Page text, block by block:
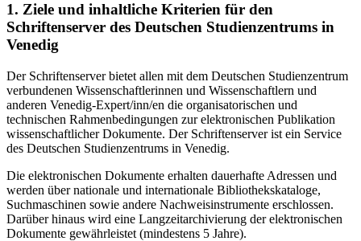
1. Ziele und inhaltliche Kriterien für den
Schriftenserver des Deutschen Studienzentrums in
Venedig
Der Schriftenserver bietet allen mit dem Deutschen Studienzentrum
verbundenen Wissenschaftlerinnen und Wissenschaftlern und
anderen Venedig-Expert/inn/en die organisatorischen und
technischen Rahmenbedingungen zur elektronischen Publikation
wissenschaftlicher Dokumente. Der Schriftenserver ist ein Service
des Deutschen Studienzentrums in Venedig.
Die elektronischen Dokumente erhalten dauerhafte Adressen und
werden über nationale und internationale Bibliothekskataloge,
Suchmaschinen sowie andere Nachweisinstrumente erschlossen.
Darüber hinaus wird eine Langzeitarchivierung der elektronischen
Dokumente gewährleistet (mindestens 5 Jahre).